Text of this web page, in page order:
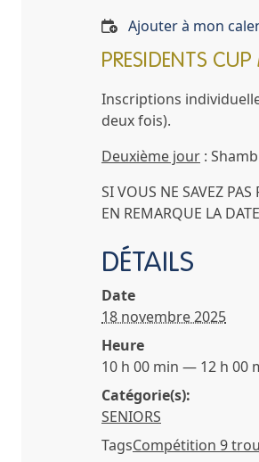
Ajouter à mon
PRESIDENTS
Inscriptions
deux fois).
Deuxième jour :
SI VOUS NE SAVEZ
EN REMARQUE LA
DÉTAILS
Date
18 novembre 2025
Heure
10 h 00 min — 12 h 00
Catégorie(s):
SENIORS
TagsCompétition 9